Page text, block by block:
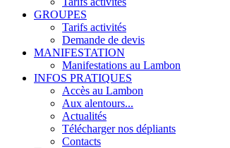
GROUPES
Tarifs activités
Demande de devis
MANIFESTATION
Manifestations au Lambon
INFOS PRATIQUES
Accès au Lambon
Aux alentours...
Actualités
Télécharger nos dépliants
Contacts